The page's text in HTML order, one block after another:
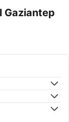
Gaziantep